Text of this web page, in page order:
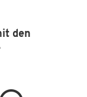
den